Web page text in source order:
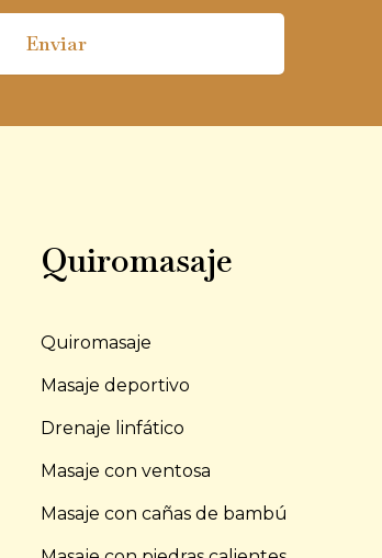
Enviar
Quiromasaje
Quiromasaje
Masaje deportivo
Drenaje linfático
Masaje con ventosa
Masaje con cañas de bambú